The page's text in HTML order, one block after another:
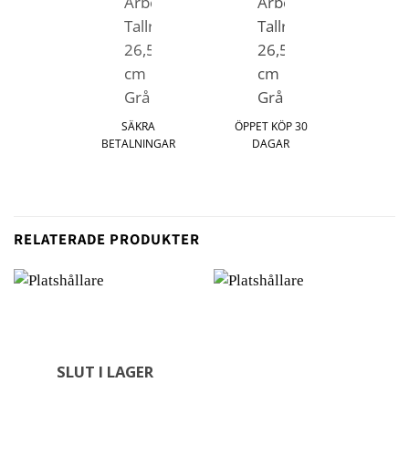
SÄKRA
BETALNINGAR
ÖPPET KÖP 30
DAGAR
RELATERADE PRODUKTER
SLUT I LAGER